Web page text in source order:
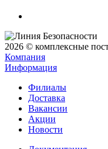
2026 © комплексные
Компания
Информация
Филиалы
Доставка
Вакансии
Акции
Новости